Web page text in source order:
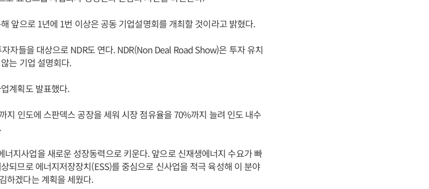
앞으로 1년에 1번 이상은 공동 기업설명회를 개최할 것이라고 밝혔다.
자들을 대상으로 NDR도 연다. NDR(Non Deal Road Show)은 투자 유치
는 기업 설명회다.
계획도 발표했다.
지 인도에 스판덱스 공장을 세워 시장 점유율을 70%까지 늘려 인도 내수
너지사업을 새로운 성장동력으로 키운다. 앞으로 신재생에너지 수요가 빠
되므로 에너지저장장치(ESS)를 중심으로 신사업을 적극 육성해 이 분야
하겠다는 계획을 세웠다.